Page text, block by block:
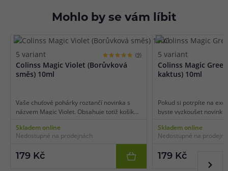
Mohlo by se vám líbit
5 variant (9)
Colinss Magic Violet (Borůvková
směs) 10ml
Vaše chuťové pohárky roztančí novinka s
názvem Magic Violet. Obsahuje totiž košík
modrých borůvek, které v samotném závěru
doplní velice jemný náznak lesní brusinky.
odolat!
Skladem online
Nedostupné na prodejnách
179 Kč
5 variant
Colinss Magic
kaktus) 10ml
Pokud si potrpíte na
byste vyzkoušet novinku
okouzlující a magickou
kaktusu. Příchuť oceníte
dokáže vykouzlit úsměv
harmonickým spojením
Skladem online
Nedostupné na
179 Kč